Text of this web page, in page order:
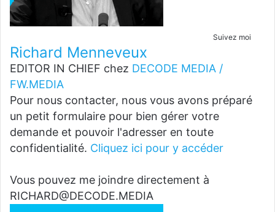
Suivez moi
Richard Menneveux
EDITOR IN CHIEF chez DECODE MEDIA /
FW.MEDIA
Pour nous contacter, nous vous avons préparé
un petit formulaire pour bien gérer votre
demande et pouvoir l'adresser en toute
confidentialité. Cliquez ici pour y accéder
Vous pouvez me joindre directement à
RICHARD@DECODE.MEDIA